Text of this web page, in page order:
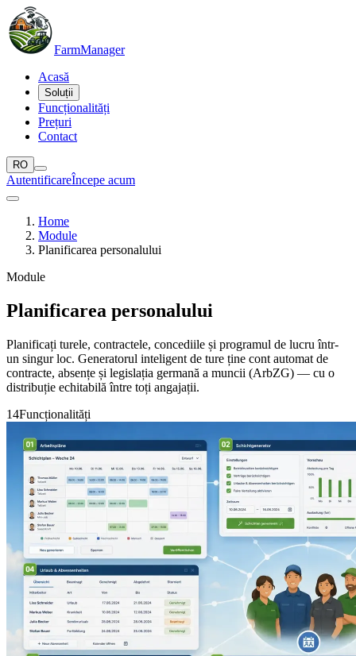
FarmManager
Acasă
Soluții
Funcționalități
Prețuri
Contact
RO
AutentificareÎncepe acum
Home
Module
Planificarea personalului
Module
Planificarea personalului
Planificați turele, contractele, concediile și programul de lucru într-
un singur loc. Generatorul inteligent de ture ține cont automat de
contracte, absențe și legislația germană a muncii (ArbZG) — cu o
distribuție echitabilă între toți angajații.
14Funcționalități